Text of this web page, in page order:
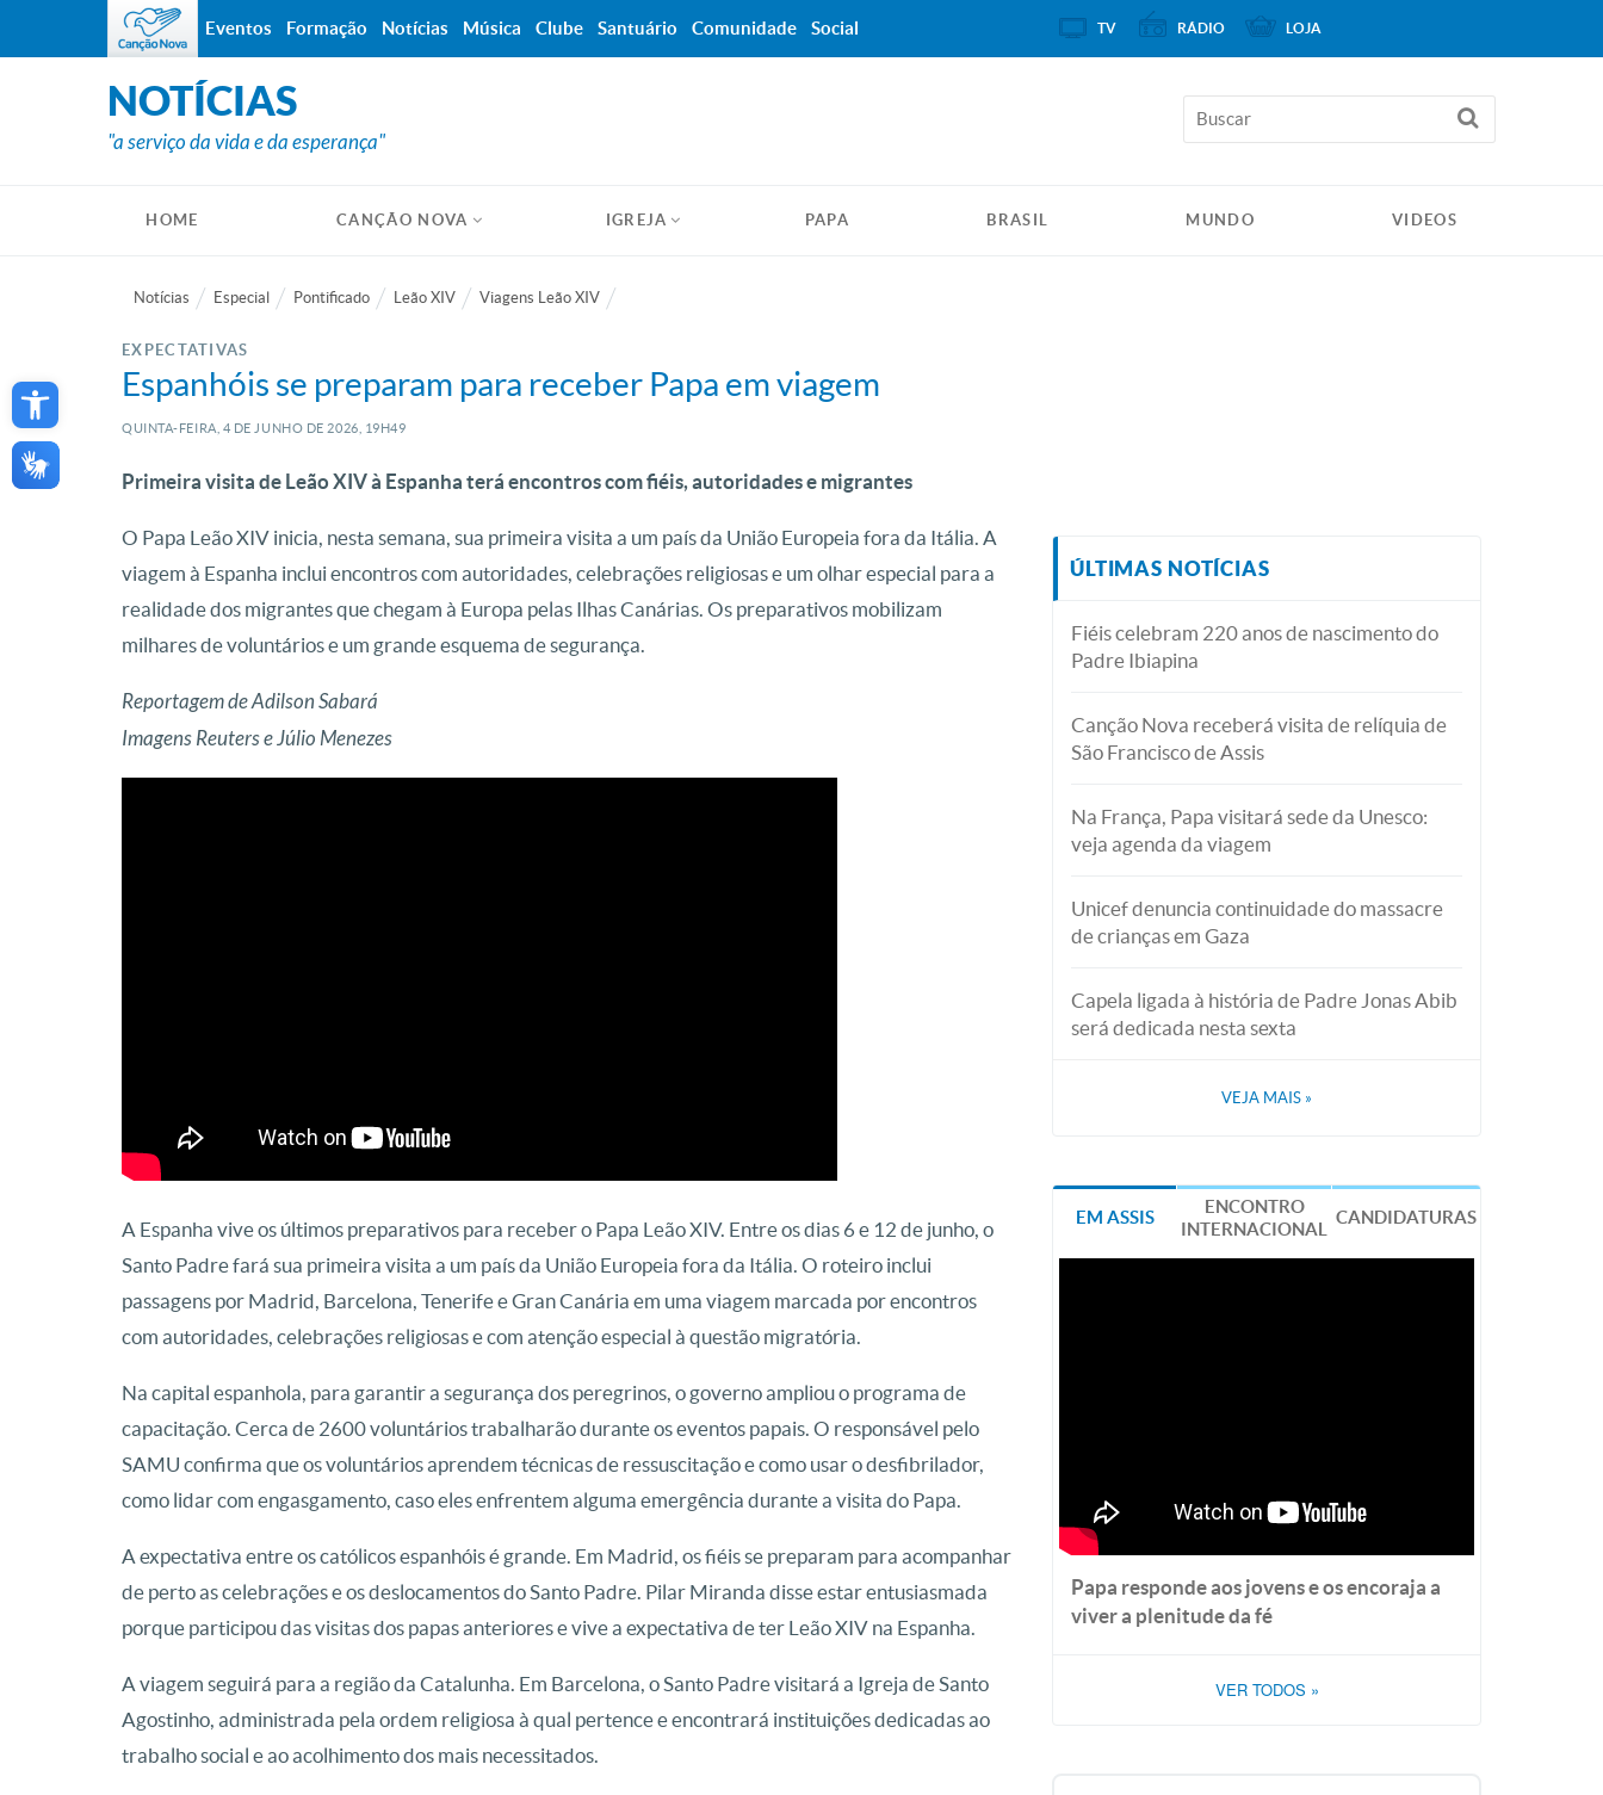
Open toolbar
NOTÍCIAS
"a serviço da vida e da esperança"
HOME CANÇÃO NOVA IGREJA PAPA BRASIL MUNDO VIDEOS
Notícias Especial Pontificado Leão XIV Viagens Leão XIV
EXPECTATIVAS
Espanhóis se preparam para receber Papa em viagem
QUINTA-FEIRA, 4 DE JUNHO DE 2026, 19H49
Primeira visita de Leão XIV à Espanha terá encontros com fiéis, autoridades e migrantes
O Papa Leão XIV inicia, nesta semana, sua primeira visita a um país da União Europeia fora da Itália. A
viagem à Espanha inclui encontros com autoridades, celebrações religiosas e um olhar especial para a
realidade dos migrantes que chegam à Europa pelas Ilhas Canárias. Os preparativos mobilizam
milhares de voluntários e um grande esquema de segurança.
Reportagem de Adilson Sabará
Imagens Reuters e Júlio Menezes
A Espanha vive os últimos preparativos para receber o Papa Leão XIV. Entre os dias 6 e 12 de junho, o
Santo Padre fará sua primeira visita a um país da União Europeia fora da Itália. O roteiro inclui
passagens por Madrid, Barcelona, Tenerife e Gran Canária em uma viagem marcada por encontros
com autoridades, celebrações religiosas e com atenção especial à questão migratória.
Na capital espanhola, para garantir a segurança dos peregrinos, o governo ampliou o programa de
capacitação. Cerca de 2600 voluntários trabalharão durante os eventos papais. O responsável pelo
SAMU confirma que os voluntários aprendem técnicas de ressuscitação e como usar o desfibrilador,
como lidar com engasgamento, caso eles enfrentem alguma emergência durante a visita do Papa.
A expectativa entre os católicos espanhóis é grande. Em Madrid, os fiéis se preparam para acompanhar
de perto as celebrações e os deslocamentos do Santo Padre. Pilar Miranda disse estar entusiasmada
porque participou das visitas dos papas anteriores e vive a expectativa de ter Leão XIV na Espanha.
A viagem seguirá para a região da Catalunha. Em Barcelona, o Santo Padre visitará a Igreja de Santo
Agostinho, administrada pela ordem religiosa à qual pertence e encontrará instituições dedicadas ao
trabalho social e ao acolhimento dos mais necessitados.
ÚLTIMAS NOTÍCIAS
Fiéis celebram 220 anos de nascimento do
Padre Ibiapina
Canção Nova receberá visita de relíquia de
São Francisco de Assis
Na França, Papa visitará sede da Unesco:
veja agenda da viagem
Unicef denuncia continuidade do massacre
de crianças em Gaza
Capela ligada à história de Padre Jonas Abib
será dedicada nesta sexta
VEJA MAIS »
EM ASSIS
ENCONTRO
INTERNACIONAL
CANDIDATURAS
Papa responde aos jovens e os encoraja a
viver a plenitude da fé
VER TODOS »
Eventos Formação Notícias Música Clube Santuário Comunidade Social TV RÁDIO LOJA